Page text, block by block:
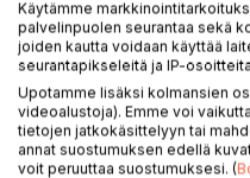
Arvostele tuote
Käytämme
palvelinpuolen seurantaa sekä
joiden kautta voidaan käyttää
seurantapikseleitä ja IP-
Upotamme lisäksi kolmansien
videoalustoja). Emme voi
tietojen jatkokäsittelyyn tai
annat suostumuksen edellä
voit peruuttaa suostumuksesi. (